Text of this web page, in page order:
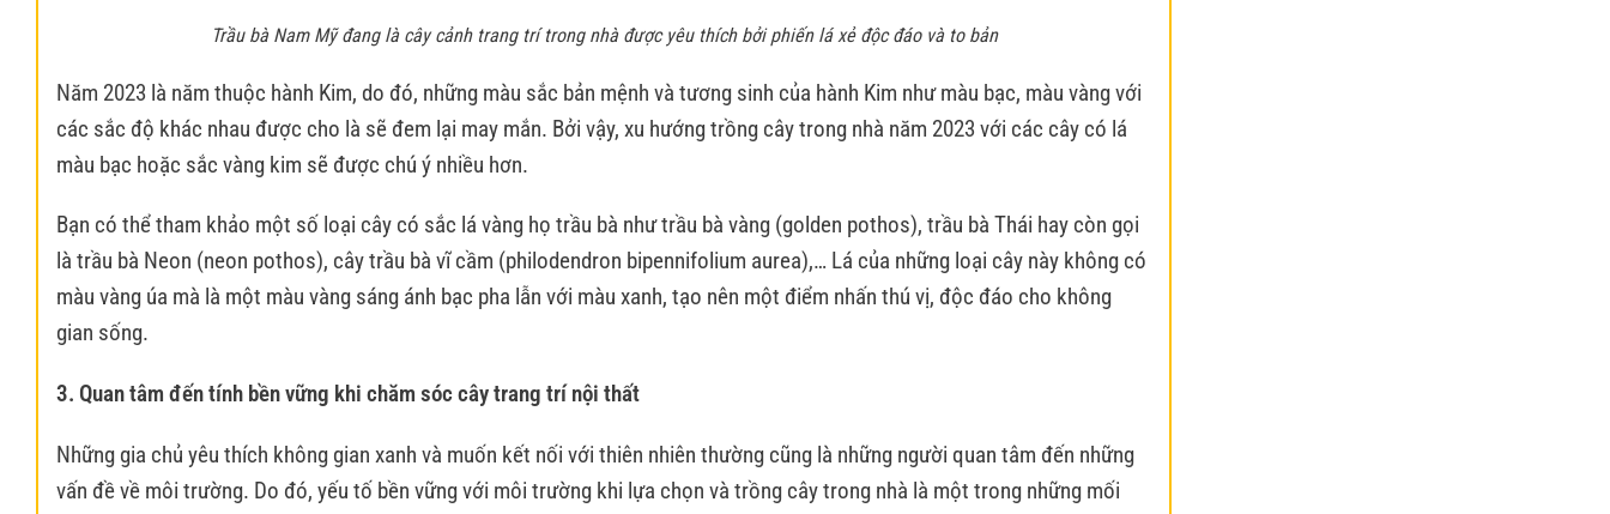
Trầu bà Nam Mỹ đang là cây cảnh trang trí trong nhà được yêu thích bởi phiến lá xẻ độc đáo và to bản
Năm 2023 là năm thuộc hành Kim, do đó, những màu sắc bản mệnh và tương sinh của hành Kim như màu bạc, màu vàng với
các sắc độ khác nhau được cho là sẽ đem lại may mắn. Bởi vậy, xu hướng trồng cây trong nhà năm 2023 với các cây có lá
màu bạc hoặc sắc vàng kim sẽ được chú ý nhiều hơn.
Bạn có thể tham khảo một số loại cây có sắc lá vàng họ trầu bà như trầu bà vàng (golden pothos), trầu bà Thái hay còn gọi
là trầu bà Neon (neon pothos), cây trầu bà vĩ cầm (philodendron bipennifolium aurea),… Lá của những loại cây này không có
màu vàng úa mà là một màu vàng sáng ánh bạc pha lẫn với màu xanh, tạo nên một điểm nhấn thú vị, độc đáo cho không
gian sống.
3. Quan tâm đến tính bền vững khi chăm sóc cây trang trí nội thất
Những gia chủ yêu thích không gian xanh và muốn kết nối với thiên nhiên thường cũng là những người quan tâm đến những
vấn đề về môi trường. Do đó, yếu tố bền vững với môi trường khi lựa chọn và trồng cây trong nhà là một trong những mối